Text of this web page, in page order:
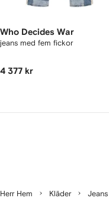
Who Decides War
jeans med fem fickor
4 377 kr
Herr Hem Kläder Jeans